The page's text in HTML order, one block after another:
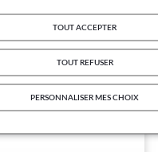
2021
des
complémentarités
MERA
TOUT ACCEPTER
TOUT REFUSER
PERSONNALISER MES CHOIX